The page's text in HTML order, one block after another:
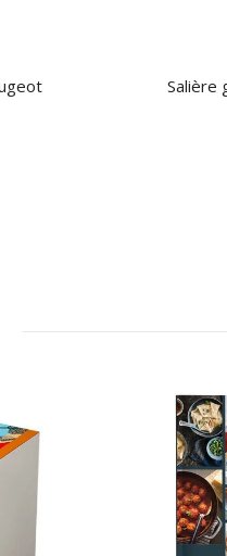
Salière